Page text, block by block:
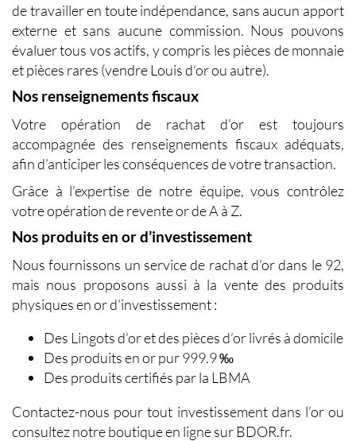
de travailler en toute indépendance, sans aucun apport
externe et sans aucune commission. Nous pouvons
évaluer tous vos actifs, y compris les pièces de monnaie
et pièces rares (vendre Louis d’or ou autre).
Nos renseignements fiscaux
Votre opération de rachat d’or est toujours
accompagnée des renseignements fiscaux adéquats,
afin d’anticiper les conséquences de votre transaction.
Grâce à l’expertise de notre équipe, vous contrôlez
votre opération de revente or de A à Z.
Nos produits en or d’investissement
Nous fournissons un service de rachat d’or dans le 92,
mais nous proposons aussi à la vente des produits
physiques en ord’investissement :
Des Lingots d’or et des pièces d’or livrés à domicile
Des produits en or pur 999.9 ‰
Des produits certifiés par la LBMA
Contactez-nous pour tout investissement dans l’or ou
consultez notre boutique en ligne sur BDOR.fr.